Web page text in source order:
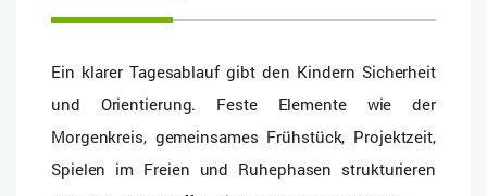
Ein klarer Tagesablauf gibt den Kindern Sicherheit
und Orientierung. Feste Elemente wie der
Morgenkreis, gemeinsames Frühstück, Projektzeit,
Spielen im Freien und Ruhephasen strukturieren